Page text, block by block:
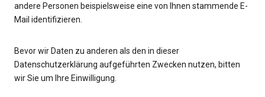
andere Personen beispielsweise eine von Ihnen stammende E-
Mail identifizieren.
Bevor wir Daten zu anderen als den in dieser
Datenschutzerklärung aufgeführten Zwecken nutzen, bitten
wir Sie um Ihre Einwilligung.